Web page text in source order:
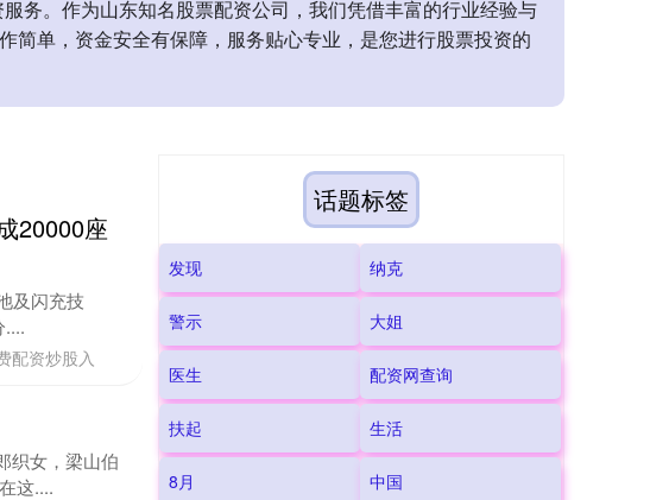
务。作为山东知名股票配资公司，我们凭借丰富的行业经验与
单，资金安全有保障，服务贴心专业，是您进行股票投资的
20000座
及闪充技
配资炒股入
织女，梁山伯
这....
话题标签
发现 纳克
警示 大姐
医生 配资网查询
扶起 生活
8月 中国